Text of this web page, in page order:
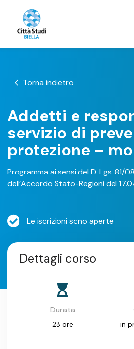
Torna indietro
Addetti e
servizio di
protezione –
Programma ai sensi del D. Lgs. 81/
dell’Accordo Stato-Regioni del
Le iscrizioni sono aperte
Dettagli corso
Durata
28 ore
in